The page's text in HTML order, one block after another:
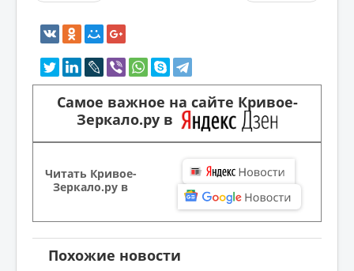
Самое важное на сайте Кривое-
Зеркало.ру в
Читать Кривое-
Зеркало.ру в
Похожие новости